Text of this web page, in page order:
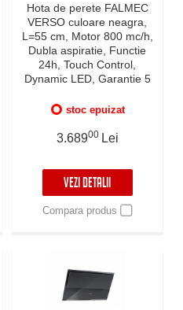
Hota de perete FALMEC
VERSO culoare neagra,
L=55 cm, Motor 800 mc/h,
Dubla aspiratie, Functie
24h, Touch Control,
Dynamic LED, Garantie 5
stoc epuizat
3.68900 Lei
VEZI DETALII
Compara produs